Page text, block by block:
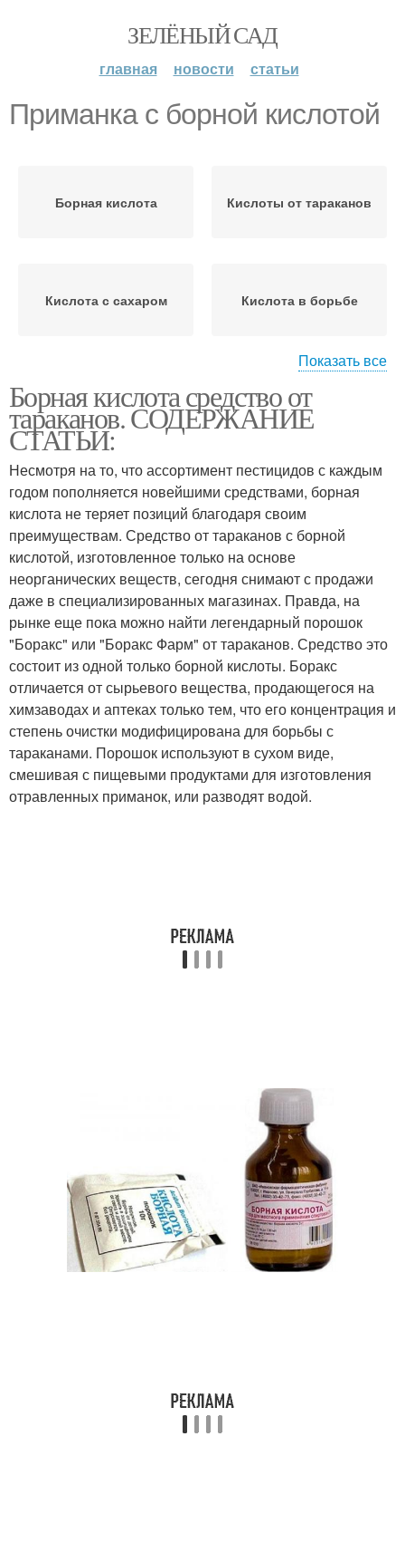
ЗЕЛЁНЫЙ САД
главная новости статьи
Приманка с борной кислотой
Борная кислота Кислоты от тараканов
Кислота с сахаром Кислота в борьбе
Кислота с яйцом Кислота от тараканов
Борный раствор Кислота на тараканов
Приманки для
тараканов
Показать все
Борная кислота средство от
тараканов. СОДЕРЖАНИЕ
СТАТЬИ:
Несмотря на то, что ассортимент пестицидов с каждым
годом пополняется новейшими средствами, борная
кислота не теряет позиций благодаря своим
преимуществам. Средство от тараканов с борной
кислотой, изготовленное только на основе
неорганических веществ, сегодня снимают с продажи
даже в специализированных магазинах. Правда, на
рынке еще пока можно найти легендарный порошок
"Боракс" или "Боракс Фарм" от тараканов. Средство это
состоит из одной только борной кислоты. Боракс
отличается от сырьевого вещества, продающегося на
химзаводах и аптеках только тем, что его концентрация и
степень очистки модифицирована для борьбы с
тараканами. Порошок используют в сухом виде,
смешивая с пищевыми продуктами для изготовления
отравленных приманок, или разводят водой.